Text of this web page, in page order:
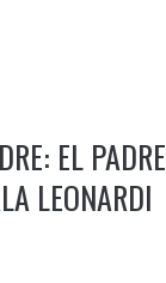
EL PADRE
LEONARDI